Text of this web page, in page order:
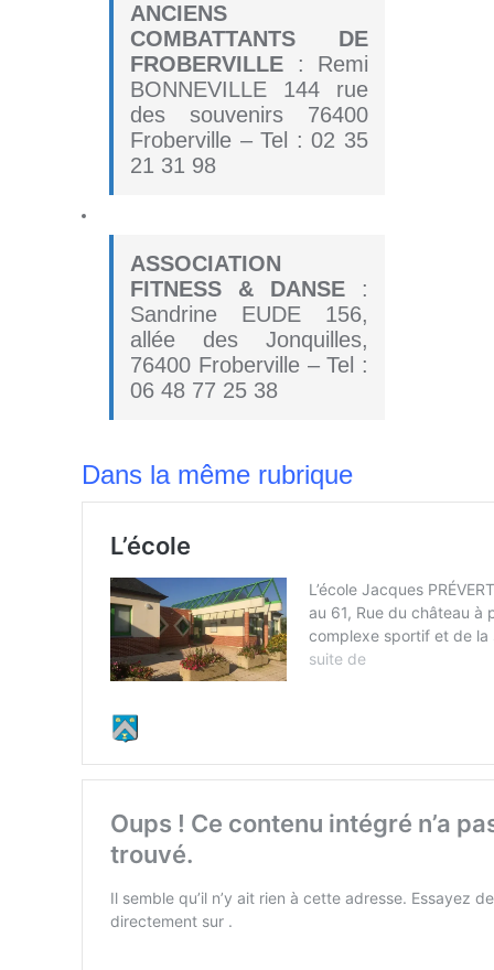
ANCIENS
COMBATTANTS DE
FROBERVILLE : Remi
BONNEVILLE 144 rue
des souvenirs 76400
Froberville – Tel :02 35
21 31 98
ASSOCIATION
FITNESS & DANSE :
Sandrine EUDE 156,
allée des Jonquilles,
76400 Froberville – Tel :
06 48 77 25 38
Dans la même rubrique